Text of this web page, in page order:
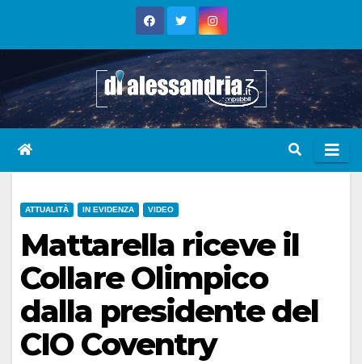
ATTUALITÀ IN EVIDENZA VIDEO
Mattarella riceve il
Collare Olimpico
dalla presidente del
CIO Coventry